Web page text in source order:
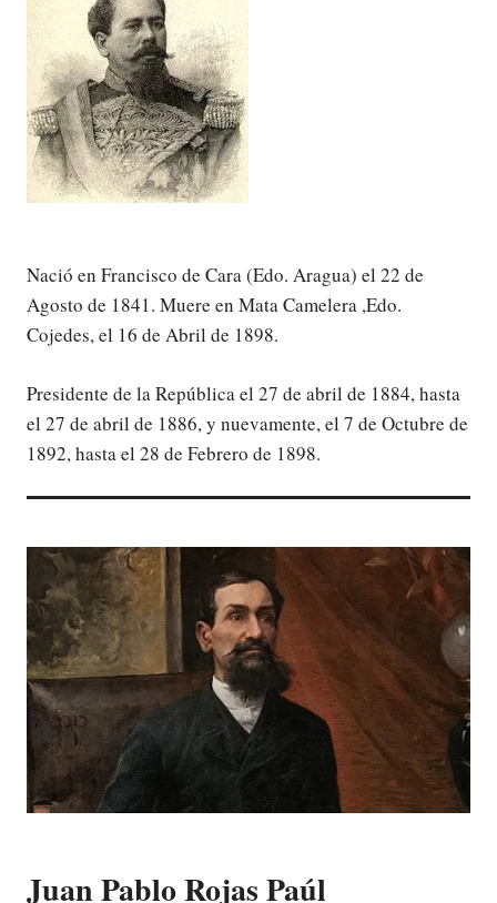
Nació en Francisco de Cara (Edo. Aragua) el 22 de
Agosto de 1841. Muere en Mata Camelera ,Edo.
Cojedes, el 16 de Abril de 1898.
Presidente de la República el 27 de abril de 1884, hasta
el 27 de abril de 1886, y nuevamente, el 7 de Octubre de
1892, hasta el 28 de Febrero de 1898.
Juan Pablo Rojas Paúl